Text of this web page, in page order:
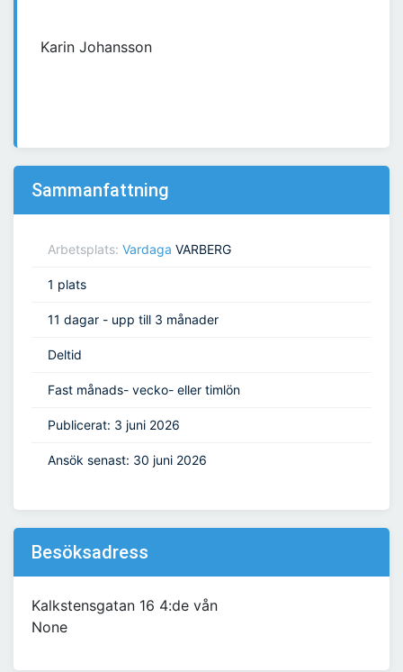
Karin Johansson
Sammanfattning
Arbetsplats: Vardaga VARBERG
1 plats
11 dagar - upp till 3 månader
Deltid
Fast månads- vecko- eller timlön
Publicerat: 3 juni 2026
Ansök senast: 30 juni 2026
Besöksadress
Kalkstensgatan 16 4:de vån
None